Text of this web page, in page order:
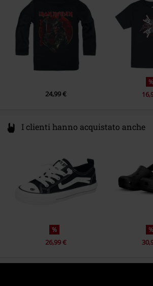
www.metal-kids.com
24,99 €
%
I clienti hanno acquistato anche
%
26,99 €
%